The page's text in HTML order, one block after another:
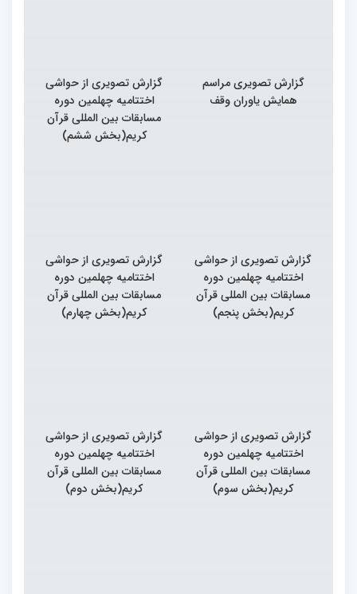
گزارش تصویری مراسم
همایش یاوران وقف
گزارش تصویری از حواشی
اختتامیه چهلمین دوره
مسابقات بین المللی قرآن
کریم(بخش ششم)
گزارش تصویری از حواشی
اختتامیه چهلمین دوره
مسابقات بین المللی قرآن
کریم(بخش پنجم)
گزارش تصویری از حواشی
اختتامیه چهلمین دوره
مسابقات بین المللی قرآن
کریم(بخش چهارم)
گزارش تصویری از حواشی
اختتامیه چهلمین دوره
مسابقات بین المللی قرآن
کریم(بخش سوم)
گزارش تصویری از حواشی
اختتامیه چهلمین دوره
مسابقات بین المللی قرآن
کریم(بخش دوم)